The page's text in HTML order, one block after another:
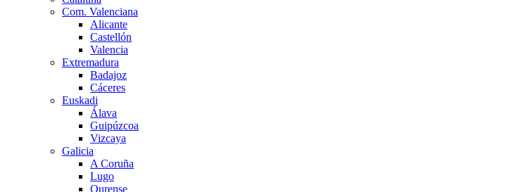
Com. Valenciana
Alicante
Castellón
Valencia
Extremadura
Badajoz
Cáceres
Euskadi
Álava
Guipúzcoa
Vizcaya
Galicia
A Coruña
Lugo
Ourense